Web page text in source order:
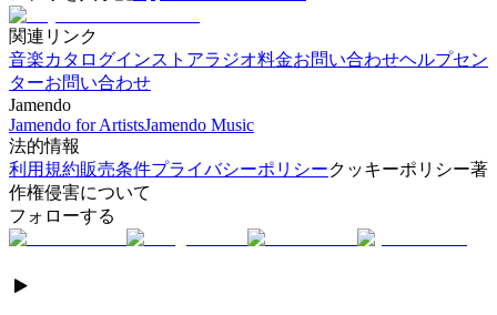
関連リンク
音楽カタログインストアラジオ料金お問い合わせヘルプセン
ターお問い合わせ
Jamendo
Jamendo for ArtistsJamendo Music
法的情報
利用規約販売条件プライバシーポリシークッキーポリシー著
作権侵害について
フォローする